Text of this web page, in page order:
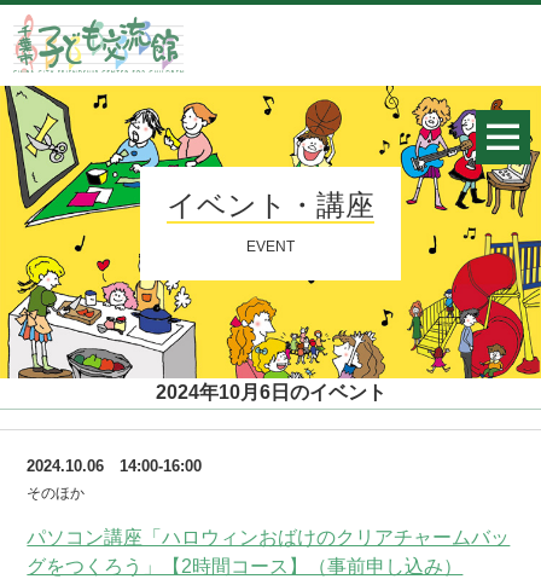
イベント・講座
EVENT
2024年10月6日のイベント
パソコン講座「ハロウィンおばけのクリアチャームバッ
グをつくろう」【2時間コース】（事前申し込み）
2024.10.06 14:00-16:00
そのほか